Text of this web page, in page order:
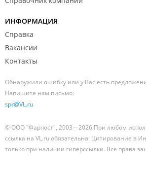
ИНФОРМАЦИЯ
Справка
Вакансии
Контакты
Обнаружили ошибку или у Вас есть
Напишите нам письмо:
spr@VL.ru
© ООО "Фарпост", 2003—2026 При любом
ссылка на VL.ru обязательна. Цитирование в
только при наличии гиперссылки. Все права